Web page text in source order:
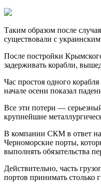
Таким образом после
существовали с
После постройки
задерживать корабли,
Час простоя одного
начале осени показал
Все эти потери —
крупнейшие
В компании СКМ в ответ на
Черноморские порты,
выполнять обязательства
Действительно, часть
портов принимать столько